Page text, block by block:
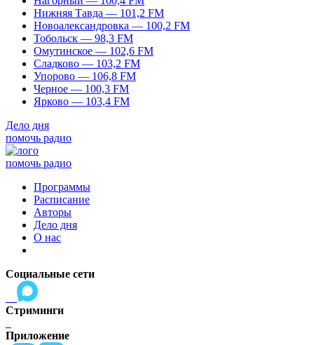
Нижняя Тавда — 101,2 FM
Новоалександровка — 100,2 FM
Тобольск — 98,3 FM
Омутинское — 102,6 FM
Сладково — 103,2 FM
Упорово — 106,8 FM
Черное — 100,3 FM
Ярково — 103,4 FM
Дело дня
помочь радио
помочь радио
Программы
Расписание
Авторы
Дело дня
О нас
Социальные сети
Стриминги
Приложение